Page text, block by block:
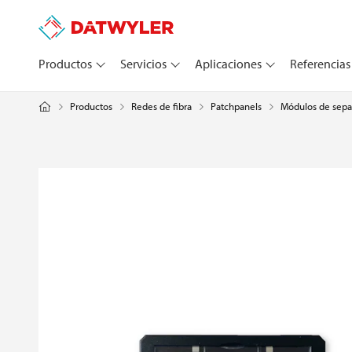
Productos Servicios Aplicaciones Referencias
Productos Redes de fibra Patchpanels Módulos de